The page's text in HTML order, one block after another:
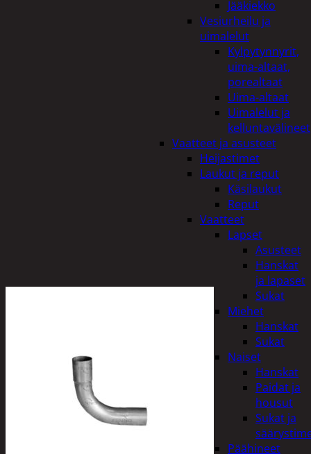
Jääkiekko
Vesiurheilu ja
uimalelut
Kylpytynnyrit,
uima-altaat,
porealtaat
Uima-altaat
Uimalelut ja
kelluntavälineet
Vaatteet ja asusteet
Heijastimet
Laukut ja reput
Käsilaukut
Reput
Vaatteet
Lapset
Asusteet
Hanskat
ja lapaset
Sukat
Miehet
Hanskat
Sukat
Naiset
Hanskat
Paidat ja
housut
Sukat ja
Päähineet